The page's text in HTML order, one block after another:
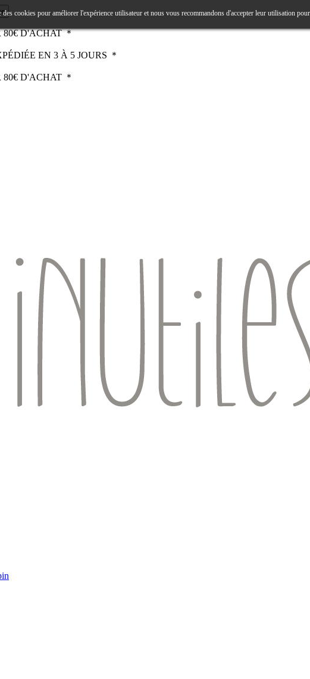
80€ D'ACHAT ＊
EN 3 À 5 JOURS ＊
D'ACHAT ＊
cookies pour améliorer l'expérience utilisateur et nous vous recommandons d'accepter leur utilisation